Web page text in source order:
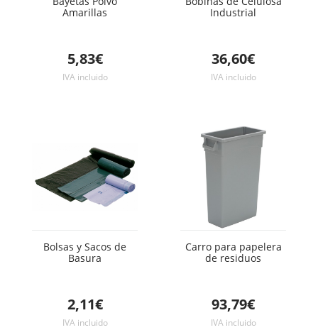
Amarillas
5,83€
IVA incluido
Industrial
36,60€
IVA incluido
Bolsas y Sacos de
Basura
2,11€
IVA incluido
Carro para papelera
de residuos
93,79€
IVA incluido